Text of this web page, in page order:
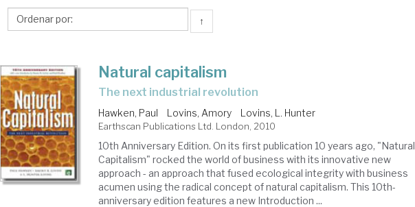
Hunter
↑
Natural capitalism
the next industrial revolution
Hawken, Paul Lovins, Amory Lovins, L. Hunter
Earthscan Publications Ltd. London, 2010
10th Anniversary Edition. On its first publication 10 years ago, "Natural
Capitalism" rocked the world of business with its innovative new
approach - an approach that fused ecological integrity with business
acumen using the radical concept of natural capitalism. This 10th-
anniversary edition features a new Introduction ...